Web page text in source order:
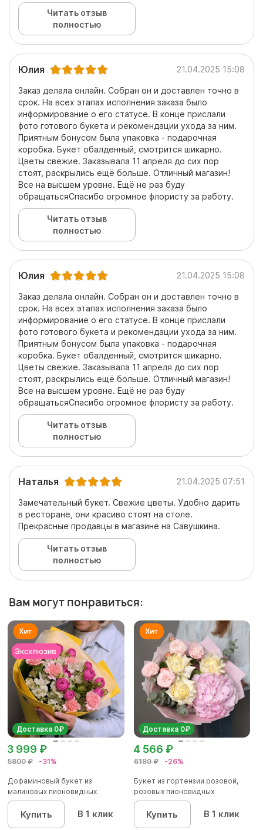
Читать отзыв
полностью
Юлия 21.04.2025 15:08
Заказ делала онлайн. Собран он и доставлен точно в
срок. На всех этапах исполнения заказа было
информирование о его статусе. В конце прислали
фото готового букета и рекомендации ухода за ним.
Приятным бонусом была упаковка - подарочная
коробка. Букет обалденный, смотрится шикарно.
Цветы свежие. Заказывала 11 апреля до сих пор
стоят, раскрылись ещё больше. Отличный магазин!
Все на высшем уровне. Ещё не раз буду
обращатьсяСпасибо огромное флористу за работу.
Читать отзыв
полностью
Юлия 21.04.2025 15:08
Заказ делала онлайн. Собран он и доставлен точно в
срок. На всех этапах исполнения заказа было
информирование о его статусе. В конце прислали
фото готового букета и рекомендации ухода за ним.
Приятным бонусом была упаковка - подарочная
коробка. Букет обалденный, смотрится шикарно.
Цветы свежие. Заказывала 11 апреля до сих пор
стоят, раскрылись ещё больше. Отличный магазин!
Все на высшем уровне. Ещё не раз буду
обращатьсяСпасибо огромное флористу за работу.
Читать отзыв
полностью
Наталья 21.04.2025 07:51
Замечательный букет. Свежие цветы. Удобно дарить
в ресторане, они красиво стоят на столе.
Прекрасные продавцы в магазине на Савушкина.
Читать отзыв
полностью
Вам могут понравиться:
Доставка 0₽
5800 ₽ -31%
3 999 ₽
Дофаминовый букет из
малиновых пионовидных
кустовых роз...
Купить В 1 клик
Доставка 0₽
6180 ₽ -26%
4 566 ₽
Букет из гортензии розовой,
розовых пионовидных
кустовы...
Купить В 1 клик